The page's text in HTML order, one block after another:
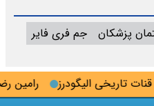
رامین الیگودرز
پزشکان جم فری فایر